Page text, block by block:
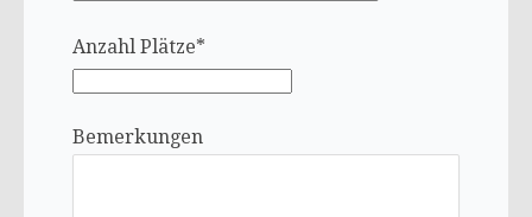
Anzahl Plätze*
Bemerkungen